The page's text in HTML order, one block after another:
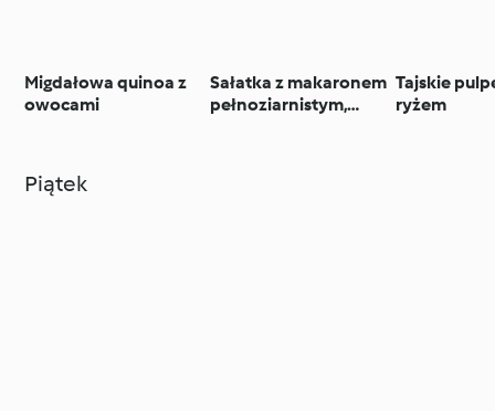
Migdałowa quinoa z
owocami
Sałatka z makaronem
pełnoziarnistym,
Tajskie
ryżem
Piątek